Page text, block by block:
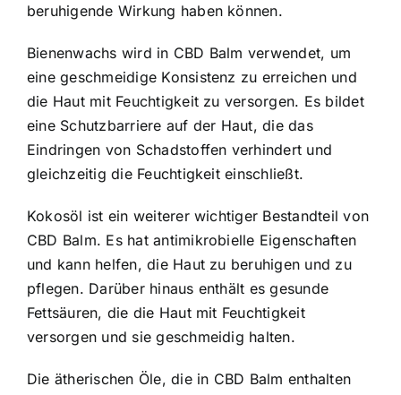
beruhigende Wirkung haben können.
Bienenwachs wird in CBD Balm verwendet, um
eine geschmeidige Konsistenz zu erreichen und
die Haut mit Feuchtigkeit zu versorgen. Es bildet
eine Schutzbarriere auf der Haut, die das
Eindringen von Schadstoffen verhindert und
gleichzeitig die Feuchtigkeit einschließt.
Kokosöl ist ein weiterer wichtiger Bestandteil von
CBD Balm. Es hat antimikrobielle Eigenschaften
und kann helfen, die Haut zu beruhigen und zu
pflegen. Darüber hinaus enthält es gesunde
Fettsäuren, die die Haut mit Feuchtigkeit
versorgen und sie geschmeidig halten.
Die ätherischen Öle, die in CBD Balm enthalten